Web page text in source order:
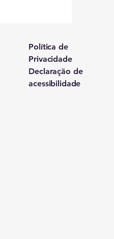
Política de
Privacidade
Declaração de
acessibilidade